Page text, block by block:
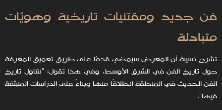
فن جديد ومقتنيات تاريخية وهويّات
متبادلة
تشرح نسيبة أن المعرض سيمضي قدمًا على طريق تعميق المعرفة
حول تاريخ الفن في الشرق الأوسط، وفي هذا تقول: "نتناول تاريخ
الفن الحديث في المنطقة انطلاقًا منها وبناءً على الدراسات المنبثقة
فيها".